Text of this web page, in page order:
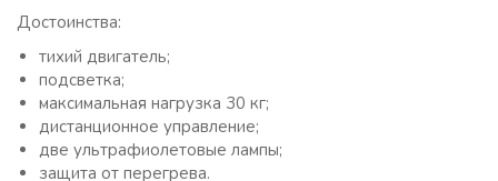
Достоинства:
тихий двигатель;
подсветка;
максимальная нагрузка 30 кг;
дистанционное управление;
две ультрафиолетовые лампы;
защита от перегрева.